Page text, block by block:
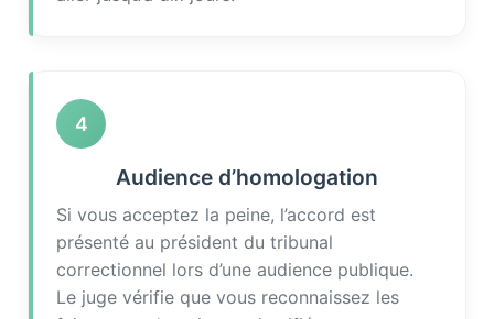
4
Audience d’homologation
Si vous acceptez la peine, l’accord est
présenté au président du tribunal
correctionnel lors d’une audience publique.
Le juge vérifie que vous reconnaissez les